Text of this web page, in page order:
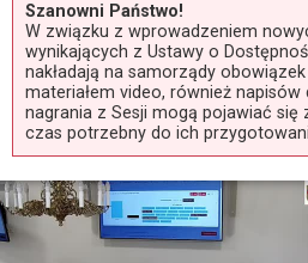
Szanowni Państwo!
W związku z wprowadzeniem
wynikających z Ustawy o
nakładają na samorządy
materiałem video, również napisów
nagrania z Sesji mogą pojawiać się
czas potrzebny do ich